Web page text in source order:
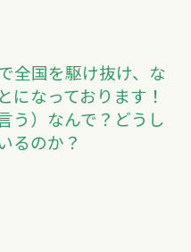
全国を駆け抜け、な
になっております！
う）なんで？どうし
るのか？